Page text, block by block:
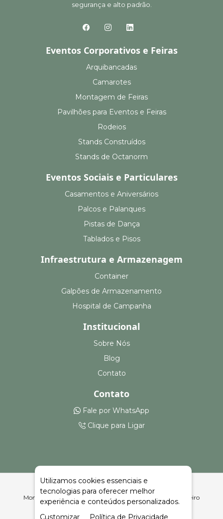
segurança e alto padrão.
Eventos Corporativos e Feiras
Arquibancadas
Camarotes
Montagem de Feiras
Pavilhões para Eventos e Feiras
Rodeios
Stands Construídos
Stands de Octanorm
Eventos Sociais e Particulares
Casamentos e Aniversários
Palcos e Palanques
Pistas de Dança
Tablados e Pisos
Infraestrutura e Armazenagem
Container
Galpões de Armazenamento
Hospital de Campanha
Institucional
Sobre Nós
Blog
Contato
Contato
Fale por WhatsApp
Clique para Ligar
Montagem e Aluguel de Camarotes em Itatiba do Sul | Celeiro
Feiras e Eventos
Utilizamos cookies essenciais e
tecnologias para oferecer melhor
experiência e conteúdos personalizados.
Customizar
Política de Privacidade